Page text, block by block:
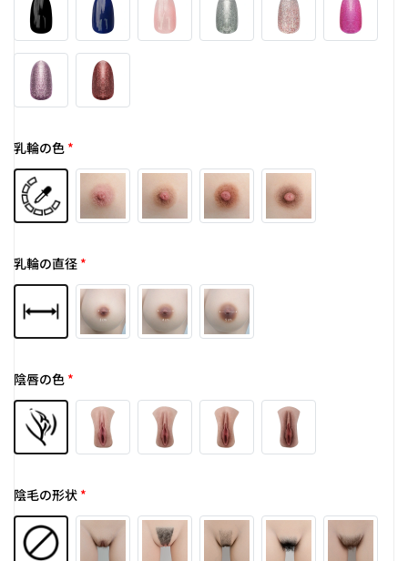
乳輪の色 *
乳輪の直径 *
陰唇の色 *
陰毛の形状 *